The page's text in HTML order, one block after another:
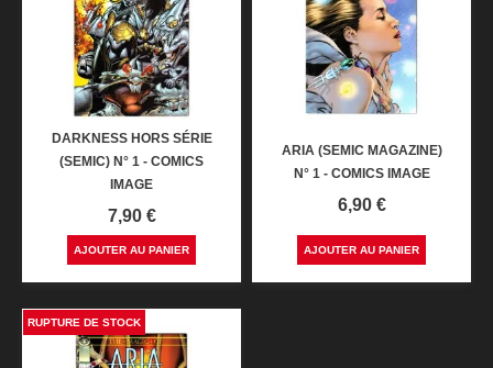
DARKNESS HORS SÉRIE
(SEMIC) N° 1 - COMICS
IMAGE
Prix
7,90 €
AJOUTER AU PANIER
ARIA (SEMIC MAGAZINE)
N° 1 - COMICS IMAGE
Prix
6,90 €
AJOUTER AU PANIER
RUPTURE DE STOCK